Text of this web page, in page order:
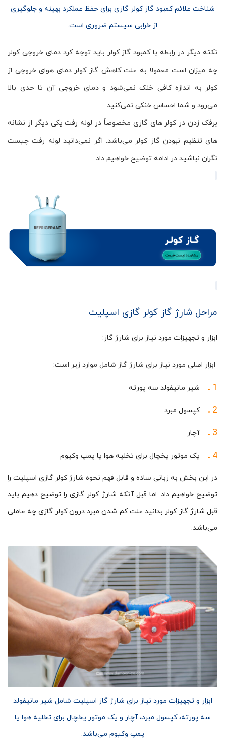
شناخت علائم کمبود گاز کولر گازی برای حفظ عملکرد بهینه و جلوگیری
از خرابی سیستم ضروری است.
نکته دیگر در رابطه با کمبود گاز کولر باید توجه کرد دمای خروجی کولر
چه میزان است معمولا به علت کاهش گاز کولر دمای هوای خروجی از
کولر به اندازه کافی خنک نمی‌شود و دمای خروجی آن تا حدی بالا
می‌رود و شما احساس خنکی نمی‌کنید.
برفک زدن در کولر های گازی مخصوصاً در لوله رفت یکی دیگر از نشانه
های تنظیم نبودن گاز کولر می‌باشد. اگر نمی‌دانید لوله رفت چیست
نگران نباشید در ادامه توضیح خواهیم داد.
مراحل شارژ گاز کولر گازی اسپلیت
ابزار و تجهیزات مورد نیاز برای شارژ گاز:
ابزار اصلی مورد نیاز برای شارژ گاز شامل موارد زیر است:
شیر مانیفولد سه پورته
کپسول مبرد
آچار
یک موتور یخچال برای تخلیه هوا یا پمپ وکیوم
در این بخش به زبانی ساده و قابل فهم نحوه شارژ کولر گازی اسپلیت را
توضیح خواهیم داد. اما قبل آنکه شارژ کولر گازی را توضیح دهیم باید
قبل شارژ گاز کولر بدانید علت کم شدن مبرد درون کولر گازی چه عاملی
می‌باشد.
ابزار و تجهیزات مورد نیاز برای شارژ گاز اسپلیت شامل شیر مانیفولد
سه پورته، کپسول مبرد، آچار و یک موتور یخچال برای تخلیه هوا یا
پمپ وکیوم می‌باشد.